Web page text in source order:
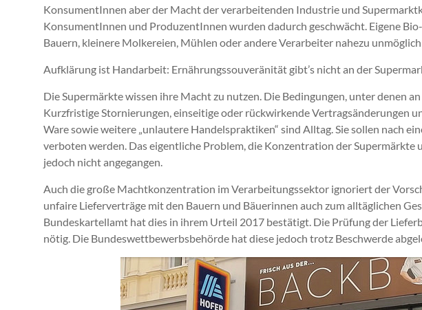
KonsumentInnen aber der Macht der verarbeitenden Industrie und
KonsumentInnen und ProduzentInnen wurden dadurch geschwächt. Eigene
Bauern, kleinere Molkereien, Mühlen oder andere Verarbeiter nahezu unmöglich
Aufklärung ist Handarbeit: Ernährungssouveränität gibt’s nicht an der
Die Supermärkte wissen ihre Macht zu nutzen. Die Bedingungen, unter denen
Kurzfristige Stornierungen, einseitige oder rückwirkende Vertragsänderungen
Ware sowie weitere „unlautere Handelspraktiken“ sind Alltag. Sie sollen nach
verboten werden. Das eigentliche Problem, die Konzentration der
jedoch nicht angegangen.
Auch die große Machtkonzentration im Verarbeitungssektor ignoriert der
unfaire Lieferverträge mit den Bauern und Bäuerinnen auch zum alltäglichen
Bundeskartellamt hat dies in ihrem Urteil 2017 bestätigt. Die Prüfung der
nötig. Die Bundeswettbewerbsbehörde hat diese jedoch trotz Beschwerde